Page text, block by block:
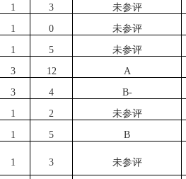
1 3 未参评
1 0 未参评
1 5 未参评
3 12 A
3 4 B-
1 2 未参评
1 5 B
1 3 未参评